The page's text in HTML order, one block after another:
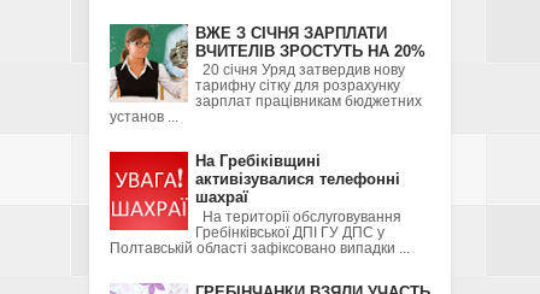
ВЖЕ З СІЧНЯ ЗАРПЛАТИ
ВЧИТЕЛІВ ЗРОСТУТЬ НА 20%
20 січня Уряд затвердив нову
тарифну сітку для розрахунку
зарплат працівникам бюджетних
установ ...
На Гребіківщині
активізувалися телефонні
шахраї
На території обслуговування
Гребінківської ДПІ ГУ ДПС у
Полтавській області зафіксовано випадки ...